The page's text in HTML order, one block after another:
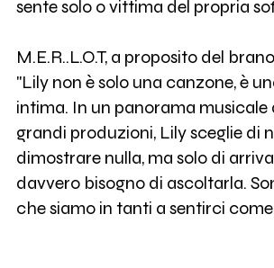
sente solo o vittima del propria
M.E.R..L.O.T, a proposito del
"Lily non è solo una canzone, è
intima. In un panorama
grandi produzioni, Lily sceglie di
dimostrare nulla, ma solo di
davvero bisogno di ascoltarla.
che siamo in tanti a sentirci come